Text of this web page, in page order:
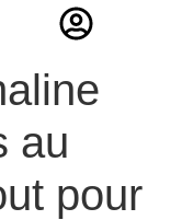
au
pour